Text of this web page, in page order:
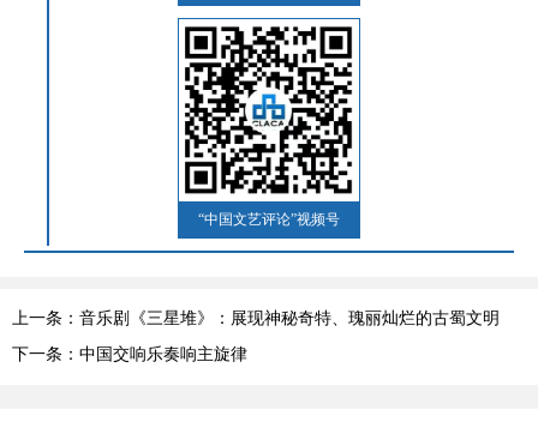
“中国文艺评论”视频号
上一条：音乐剧《三星堆》：展现神秘奇特、瑰丽灿烂的古蜀文明
（郑荣健）
下一条：中国交响乐奏响主旋律